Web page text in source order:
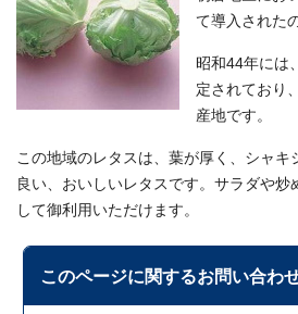
て導入された
昭和44年には
定されており
産地です。
この地域のレタスは、葉が厚く、シャキ
良い、おいしいレタスです。サラダや炒
して御利用いただけます。
このページに関するお問い合わ